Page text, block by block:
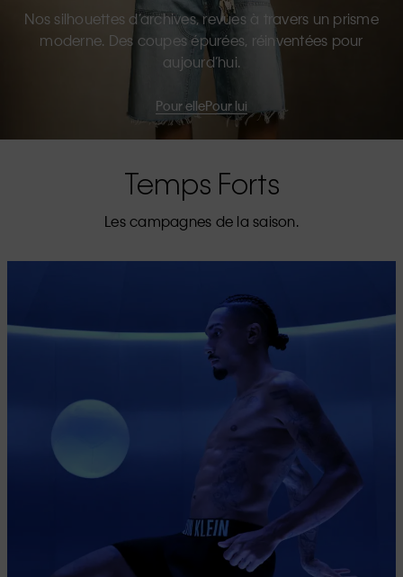
Nos silhouettes d’archives, revues à travers un prisme
moderne. Des coupes épurées, réinventées pour
aujourd’hui.
Pour ellePour lui
Temps Forts
Les campagnes de la saison.